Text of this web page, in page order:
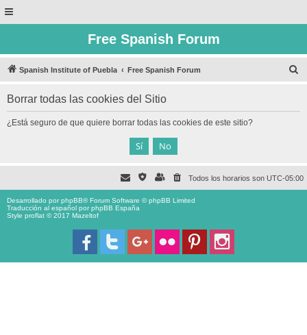
Free Spanish Forum
Spanish Institute of Puebla Free Spanish Forum
Borrar todas las cookies del Sitio
¿Está seguro de que quiere borrar todas las cookies de este sitio?
Todos los horarios son UTC-05:00
Desarrollado porphpBB® Forum Software © phpBB Limited
Traducción al español porphpBB España
Style proflat © 2017 Mazeltof